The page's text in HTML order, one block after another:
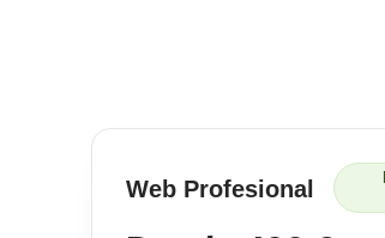
Web Profesional